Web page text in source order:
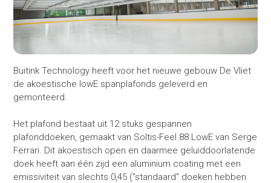
Buitink Technology heeft voor het nieuwe gebouw De Vliet
de akoestische lowE spanplafonds geleverd en
gemonteerd.
Het plafond bestaat uit 12 stuks gespannen
plafonddoeken, gemaakt van Soltis-Feel 88 LowE van Serge
Ferrari. Dit akoestisch open en daarmee geluiddoorlatende
doek heeft aan één zijd een aluminium coating met een
emissiviteit van slechts 0,45 (‘’standaard’’ doeken hebben